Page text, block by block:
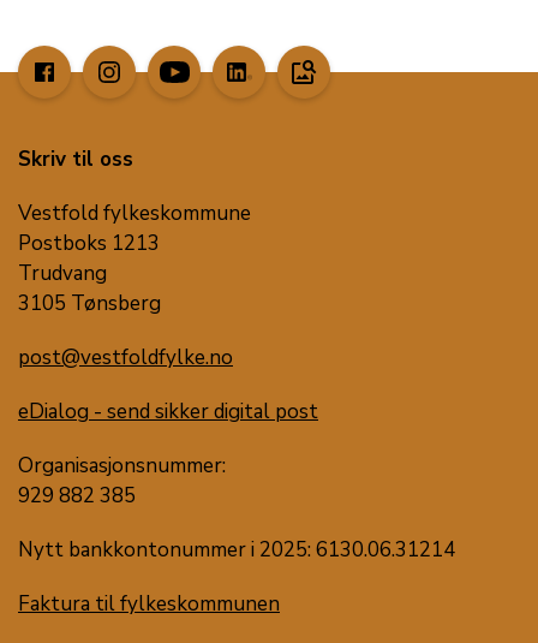
image_search
Skriv til oss
Vestfold fylkeskommune
Postboks 1213
Trudvang
3105 Tønsberg
post@vestfoldfylke.no
eDialog - send sikker digital post
Organisasjonsnummer:
929 882 385
Nytt bankkontonummer i 2025: 6130.06.31214
Faktura til fylkeskommunen